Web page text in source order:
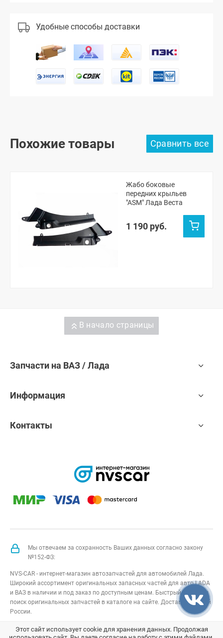
Удобные способы доставки
Похожие товары
Жабо боковые
передних крыльев
"ASM" Лада Веста
1 190 руб.
В начало страницы
Запчасти на ВАЗ / Лада
Информация
Контакты
Мы отвечаем за сохранность Ваших данных согласно закону
№152-ФЗ:
NVS-CAR - интернет-магазин автозапчастей для автомобилей Лада.
Широкий ассортимент оригинальных запасных частей для авто LADA
и ВАЗ в наличии и под заказ по доступным ценам. Быстрый подбор и
поиск оригинальных запчастей в каталоге на сайте. Доставка по всей
России.
NVS-CAR© 2014 –2026Все права защищеныкарта сайта;
Этот сайт использует cookie для хранения данных. Продолжая